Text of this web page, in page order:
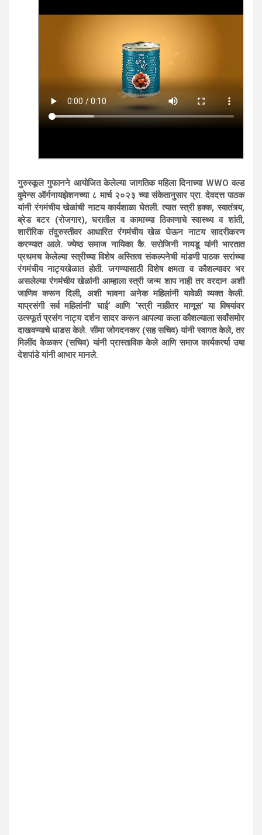
गुरुस्कूल गुफानने आयोजित केलेल्या जागतिक महिला दिनाच्या WWO वल्ड
वुमेन्स ऑर्गनायझेशनच्या ८ मार्च २०२३ च्या संकेतानुसार प्रा. देवदत्त पाठक
यांनी रंगमंचीय खेळांची नाटय कार्यशाळा घेतली. त्यात स्त्री हक्क, स्वातंत्र्य,
ब्रेड बटर (रोजगार), घरातील व कामाच्या ठिकाणाचे स्वास्थ्य व शांती,
शारीरिक तंदुरुस्तीवर आधारित रंगमंचीय खेळ घेऊन नाटय सादरीकरण
करण्यात आले. ज्येष्ठ समाज नायिका कै. सरोजिनी नायडू यांनी भारतात
प्रथमच केलेल्या स्त्रीच्या विशेष अस्तित्व संकल्पनेची मांडणी पाठक सरांच्या
रंगमंचीय नाट्यखेळात होती. जगण्यासाठी विशेष क्षमता व कौशल्यावर भर
असलेल्या रंगमंचीय खेळांनी आम्हाला स्त्री जन्म शाप नाही तर वरदान अशी
जाणिव करून दिली, अशी भावना अनेक महिलांनी यावेळी व्यक्त केली.
याप्रसंगी सर्व महिलांनी’ घाई’ आणि ‘स्त्री नाहीतर माणूस’ या विषयांवर
उत्स्फूर्त प्रसंग नाट्य दर्शन सादर करून आपल्या कला कौशल्याला सर्वांसमोर
दाखवण्याचे धाडस केले. सीमा जोगदनकर (सह सचिव) यांनी स्वागत केले, तर
मिलींद केळकर (सचिव) यांनी प्रास्ताविक केले आणि समाज कार्यकर्त्या उषा
देशपांडे यांनी आभार मानले.